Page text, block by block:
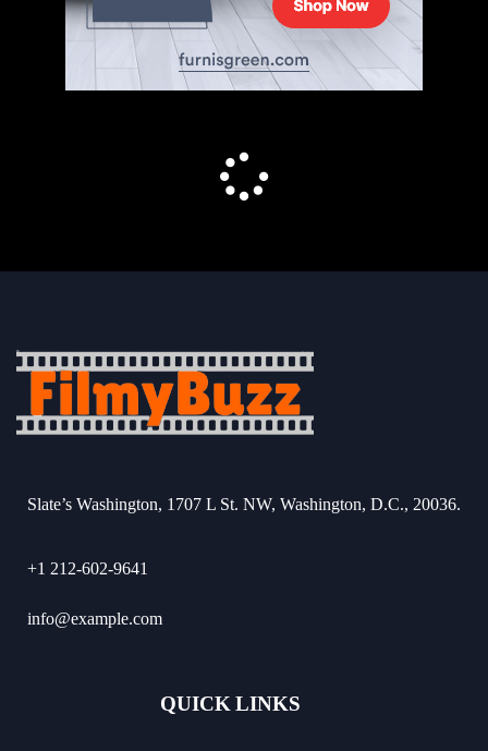
Slate’s Washington, 1707 L St. NW, Washington, D.C., 20036.
+1 212-602-9641
info@example.com
QUICK LINKS